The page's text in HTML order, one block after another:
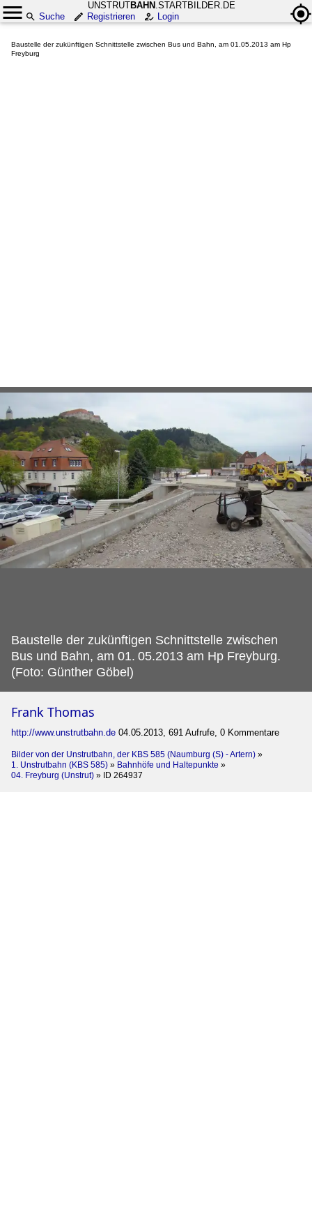
UNSTRUTBAHN .STARTBILDER.DE
Suche
Registrieren Login
Baustelle der zukünftigen Schnittstelle zwischen Bus und Bahn, am 01.05.2013 am Hp
Freyburg
Baustelle der zukünftigen Schnittstelle zwischen
Bus und Bahn, am 01. 05.2013 am Hp Freyburg.
(Foto: Günther Göbel)
Frank Thomas
http://www.unstrutbahn.de 04.05.2013, 691 Aufrufe, 0 Kommentare
Bilder von der Unstrutbahn, der KBS 585 (Naumburg (S) - Artern) »
1. Unstrutbahn (KBS 585) » Bahnhöfe und Haltepunkte »
04. Freyburg (Unstrut) » ID 264937